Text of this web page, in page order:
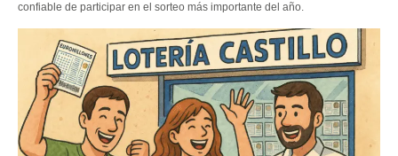
confiable de participar en el sorteo más importante del año.